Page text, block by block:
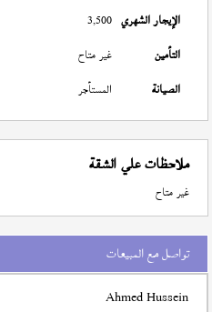
الإيجار الشهري 3,500
التأمين
غير متاح
الصيانة
المستأجر
ملاحظات علي الشقة
غير متاح
تواصل مع المبيعات
Ahmed Hussein